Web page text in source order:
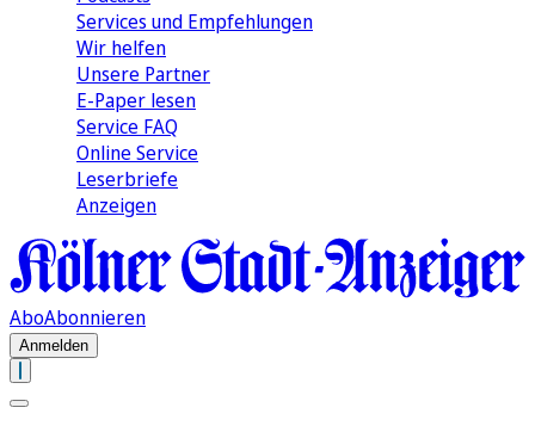
Services und Empfehlungen
Wir helfen
Unsere Partner
E-Paper lesen
Service FAQ
Online Service
Leserbriefe
Anzeigen
AboAbonnieren
Anmelden